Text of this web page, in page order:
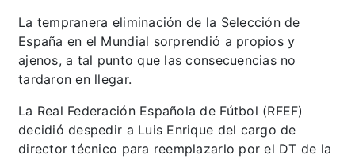
La tempranera eliminación de la Selección de
España en el Mundial sorprendió a propios y
ajenos, a tal punto que las consecuencias no
tardaron en llegar.
La Real Federación Española de Fútbol (RFEF)
decidió despedir a Luis Enrique del cargo de
director técnico para reemplazarlo por el DT de la